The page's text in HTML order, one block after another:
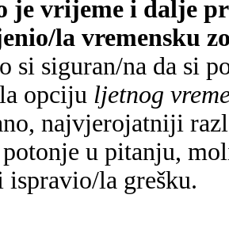
je vrijeme i dalje
la vremensku
si siguran/na da si
opciju ljetnog
najvjerojatniji
u pitanju,
ispravio/la grešku.